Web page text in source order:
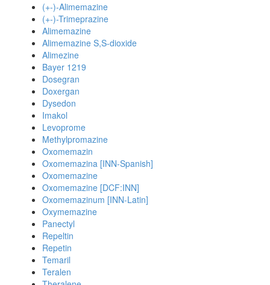
(+-)-Alimemazine
(+-)-Trimeprazine
Alimemazine
Alimemazine S,S-dioxide
Alimezine
Bayer 1219
Dosegran
Doxergan
Dysedon
Imakol
Levoprome
Methylpromazine
Oxomemazin
Oxomemazina [INN-Spanish]
Oxomemazine
Oxomemazine [DCF:INN]
Oxomemazinum [INN-Latin]
Oxymemazine
Panectyl
Repeltin
Repetin
Temaril
Teralen